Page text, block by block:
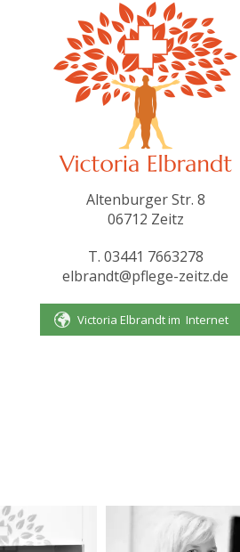
Altenburger Str. 8
06712 Zeitz
T. 03441 7663278
elbrandt@pflege-zeitz.de
Victoria Elbrandt im Internet